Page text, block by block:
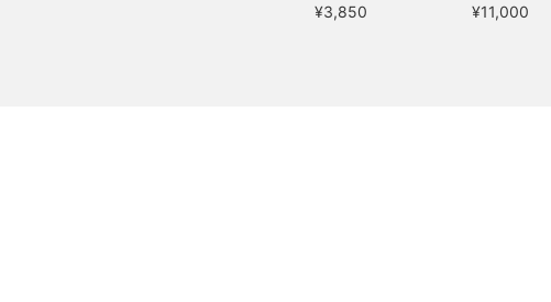
¥3,850 ¥11,000